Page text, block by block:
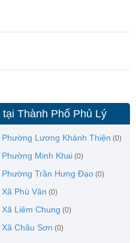
Thành Phố Phủ Lý
Phường Lương Khánh Thiện (0)
Phường Minh Khai (0)
Phường Trần Hưng Đạo (0)
Xã Phù Vân (0)
Xã Liêm Chung (0)
Xã Châu Sơn (0)